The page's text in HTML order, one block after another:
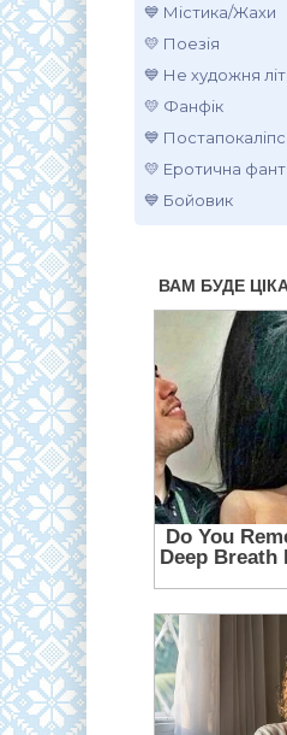
💙 Містика/Жахи
💛 Поезія
💙 Не художня
💛 Фанфік
💙
💛 Еротична
💙 Бойовик